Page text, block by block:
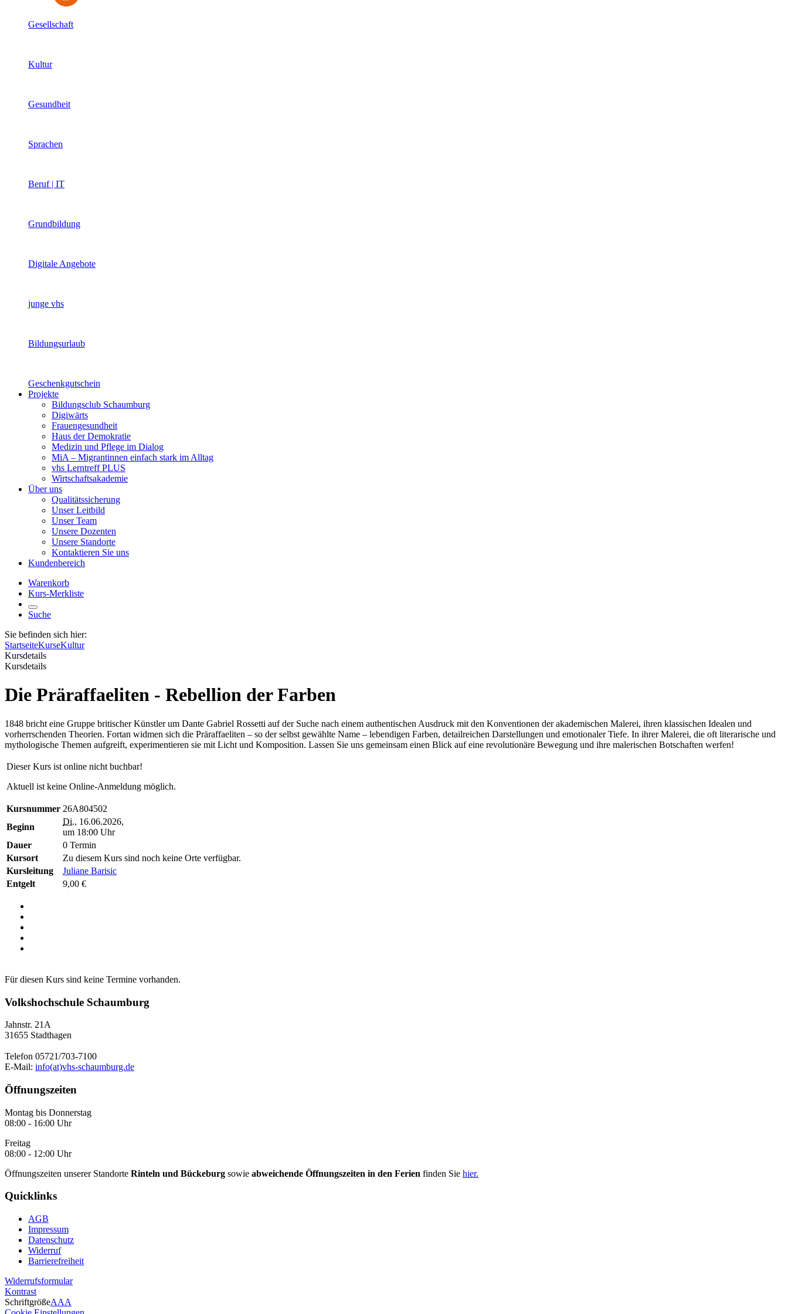
Gesellschaft
Kultur
Gesundheit
Sprachen
Beruf | IT
Grundbildung
Digitale Angebote
junge vhs
Bildungsurlaub
Geschenkgutschein
Projekte
Bildungsclub Schaumburg
Digiwärts
Frauengesundheit
Haus der Demokratie
Medizin und Pflege im Dialog
MiA – Migrantinnen einfach stark im Alltag
vhs Lerntreff PLUS
Wirtschaftsakademie
Über uns
Qualitätssicherung
Unser Leitbild
Unser Team
Unsere Dozenten
Unsere Standorte
Kontaktieren Sie uns
Kundenbereich
Warenkorb
Kurs-Merkliste
Suche
Sie befinden sich hier:
StartseiteKurseKultur
Kursdetails
Kursdetails
Die Präraffaeliten - Rebellion der Farben
1848 bricht eine Gruppe britischer Künstler um Dante Gabriel Rossetti auf der Suche nach einem authentischen Ausdruck mit den Konventionen der akademischen Malerei, ihren klassischen Idealen und
vorherrschenden Theorien. Fortan widmen sich die Präraffaeliten – so der selbst gewählte Name – lebendigen Farben, detailreichen Darstellungen und emotionaler Tiefe. In ihrer Malerei, die oft literarische und
mythologische Themen aufgreift, experimentieren sie mit Licht und Komposition. Lassen Sie uns gemeinsam einen Blick auf eine revolutionäre Bewegung und ihre malerischen Botschaften werfen!
Dieser Kurs ist online nicht buchbar!
Aktuell ist keine Online-Anmeldung möglich.
Kursnummer 26A804502
Beginn
Di., 16.06.2026,
um 18:00 Uhr
Dauer
0 Termin
Kursort
Zu diesem Kurs sind noch keine Orte verfügbar.
Kursleitung
Juliane Barisic
Entgelt
9,00 €
Für diesen Kurs sind keine Termine vorhanden.
Volkshochschule Schaumburg
Jahnstr. 21A
31655 Stadthagen
Telefon 05721/703-7100
E-Mail: info(at)vhs-schaumburg.de
Öffnungszeiten
Montag bis Donnerstag
08:00 - 16:00 Uhr
Freitag
08:00 - 12:00 Uhr
Öffnungszeiten unserer Standorte Rinteln und Bückeburg sowie abweichende Öffnungszeiten in den Ferien finden Sie hier.
Quicklinks
AGB
Impressum
Datenschutz
Widerruf
Barrierefreiheit
Widerrufsformular
Kontrast
SchriftgrößeAAA